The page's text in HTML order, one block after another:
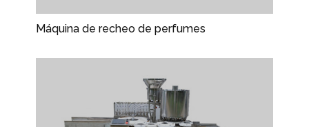
Máquina de recheo de perfumes